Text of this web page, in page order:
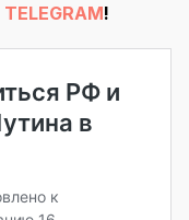
TELEGRAM!